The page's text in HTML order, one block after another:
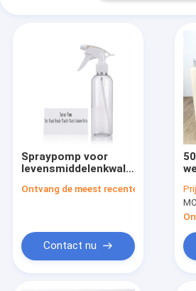
Spraypomp voor
levensmiddelenkwaliteit
Plastic container fles
Ontvang de meest recente Prijs
Contact nu